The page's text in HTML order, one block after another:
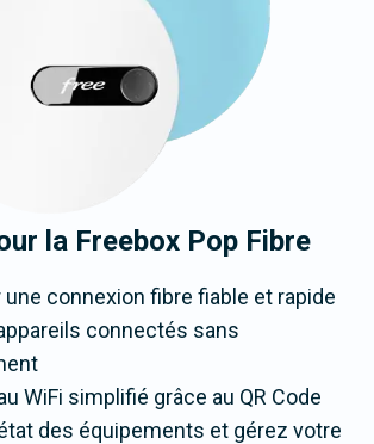
la Freebox Pop Fibre
une connexion fibre fiable et rapide
connectés sans
WiFi simplifié grâce au QR Code
des équipements et gérez votre